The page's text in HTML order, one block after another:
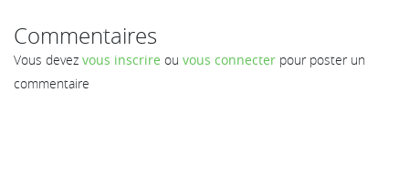
Commentaires
Vous devez vous inscrire ou vous connecter pour poster un
commentaire